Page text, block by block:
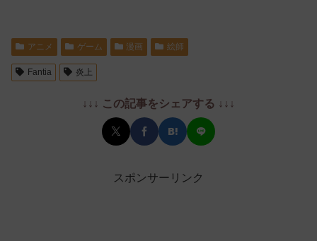
アニメ ゲーム 漫画 絵師
Fantia 炎上
↓↓↓ この記事をシェアする ↓↓↓
スポンサーリンク